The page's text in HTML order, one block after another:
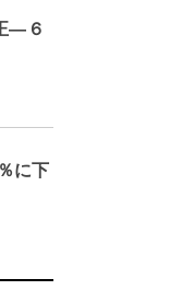
―６
に下